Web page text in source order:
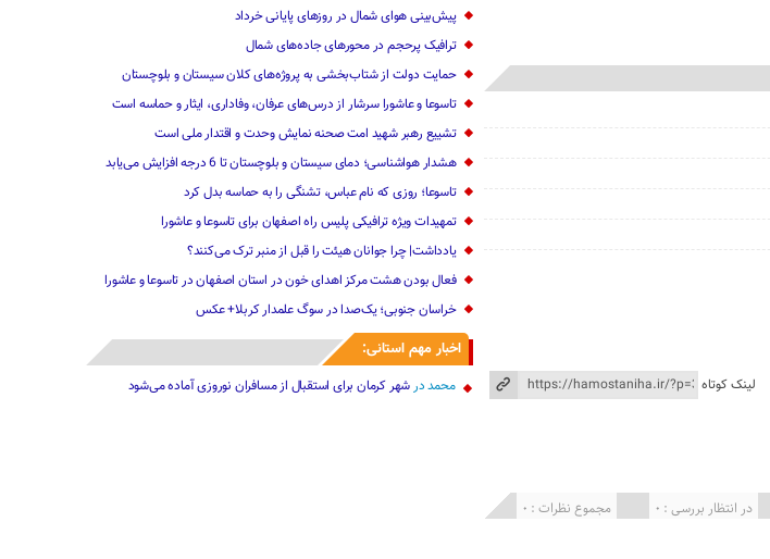
لینک کوتاه
مجموع نظرات : 0 در انتظار بررسی : 0
پیش‌بینی هوای شمال در روزهای پایانی خرداد
ترافیک پرحجم در محورهای جاده‌های شمال
حمایت دولت از شتاب‌بخشی به پروژه‌های کلان سیستان و بلوچستان
تاسوعا و عاشورا سرشار از درس‌های عرفان، وفاداری، ایثار و حماسه است
تشییع رهبر شهید امت صحنه نمایش وحدت و اقتدار ملی است
هشدار هواشناسی؛ دمای سیستان و بلوچستان تا 6 درجه افزایش می‌یابد
تاسوعا؛ روزی که نام عباس، تشنگی را به حماسه بدل کرد
تمهیدات ویژه ترافیکی پلیس راه اصفهان برای تاسوعا و عاشورا
یادداشت| چرا جوانان هیئت را قبل از منبر ترک می‌کنند؟
فعال بودن هشت مرکز اهدای خون در استان اصفهان در تاسوعا و عاشورا
خراسان جنوبی؛ یک‌صدا در سوگ علمدار کربلا+ عکس
اخبار مهم استانی:
محمددرشهر کرمان برای استقبال از مسافران نوروزی آماده می‌شود